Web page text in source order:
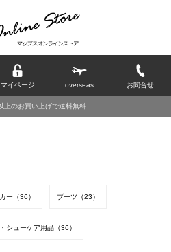
マイページ overseas お問合せ
上のお買い上げで送料無料
ー（36） ブーツ（23）
シューケア用品（36）